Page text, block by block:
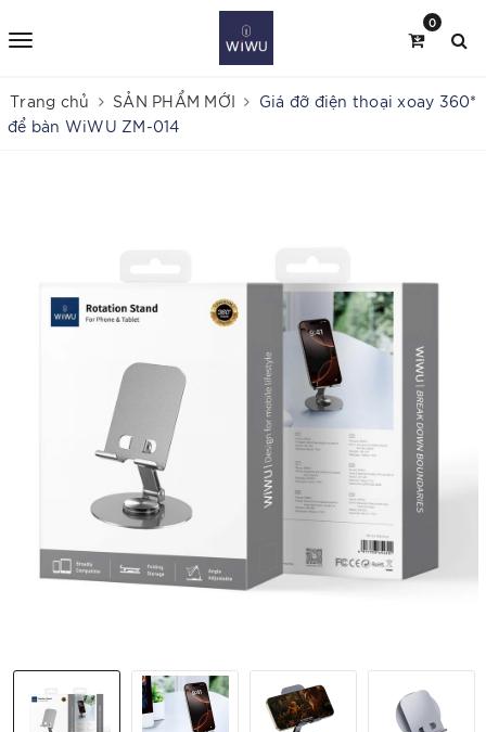
0
Trang chủ SẢN PHẨM MỚI
Giá đỡ điện thoại xoay 360*
để bàn WiWU ZM-014